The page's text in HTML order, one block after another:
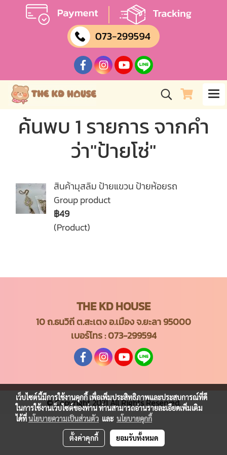
ค้นพบ 1 รายการ จากคำ
ว่า"ป้ายโซ่"
สินค้ามุสลิม ป้ายแขวน ป้ายห้อยรถ
Group product
฿49
(Product)
THE KD HOUSE
10 ถ.ธนวิถี ต.สะเตง อ.เมือง จ.ยะลา 95000
เบอร์โทร :073-299594
© Copyright 2021 All Rights Reserved.
เว็บไซต์นี้มีการใช้งานคุกกี้ เพื่อเพิ่มประสิทธิภาพและประสบการณ์ที่ดี
ในการใช้งานเว็บไซต์ของท่าน ท่านสามารถอ่านรายละเอียดเพิ่มเติม
ได้ที่นโยบายความเป็นส่วนตัว และ นโยบายคุกกี้
ตั้งค่าคุกกี้ ยอมรับทั้งหมด